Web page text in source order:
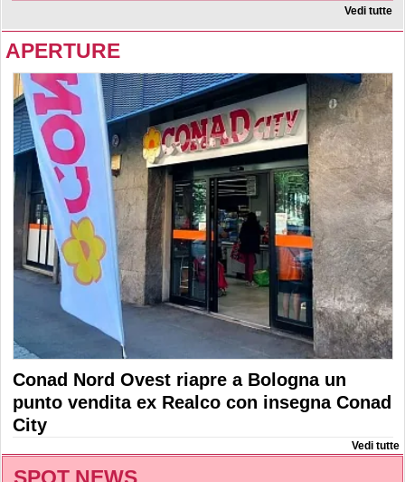
Vedi tutte
APERTURE
Conad Nord Ovest riapre a Bologna un
punto vendita ex Realco con insegna Conad
City
Vedi tutte